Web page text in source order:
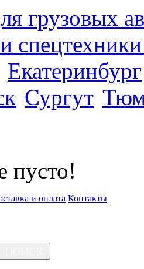
Екатеринбург
Сургут
пусто!
и оплата Контакты